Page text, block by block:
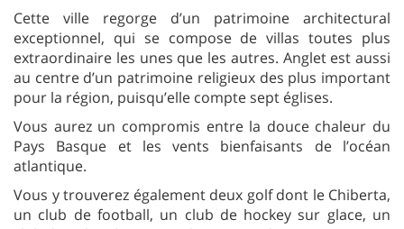
Cette ville regorge d’un patrimoine architectural
exceptionnel, qui se compose de villas toutes plus
extraordinaire les unes que les autres. Anglet est aussi
au centre d’un patrimoine religieux des plus important
pour la région, puisqu’elle compte sept églises.
Vous aurez un compromis entre la douce chaleur du
Pays Basque et les vents bienfaisants de l’océan
atlantique.
Vous y trouverez également deux golf dont le Chiberta,
un club de football, un club de hockey sur glace, un